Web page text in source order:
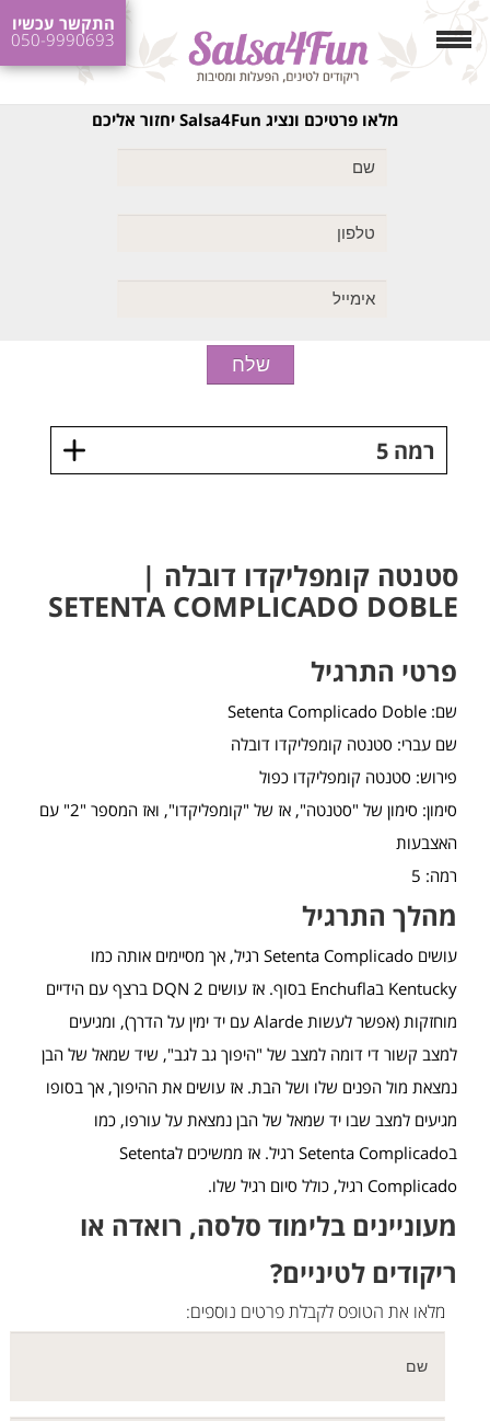
התקשר עכשיו
050-9990693
מלאו פרטיכם ונציג Salsa4Fun יחזור אליכם
רמה 5
סטנטה קומפליקדו דובלה |
SETENTA COMPLICADO DOBLE
פרטי התרגיל
שם: Setenta Complicado Doble
שם עברי: סטנטה קומפליקדו דובלה
פירוש: סטנטה קומפליקדו כפול
סימון: סימון של "סטנטה", אז של "קומפליקדו", ואז המספר "2" עם
האצבעות
רמה: 5
מהלך התרגיל
עושים Setenta Complicado רגיל, אך מסיימים אותה כמו
Kentucky בEnchufla בסוף. אז עושים 2 DQN ברצף עם הידיים
מוחזקות (אפשר לעשות Alarde עם יד ימין על הדרך), ומגיעים
למצב קשור די דומה למצב של "היפוך גב לגב", שיד שמאל של הבן
נמצאת מול הפנים שלו ושל הבת. אז עושים את ההיפוך, אך בסופו
מגיעים למצב שבו יד שמאל של הבן נמצאת על עורפו, כמו
בSetenta Complicado רגיל. אז ממשיכים לSetenta
Complicado רגיל, כולל סיום רגיל שלו.
מעוניינים בלימוד סלסה, רואדה או
ריקודים לטיניים?
מלאו את הטופס לקבלת פרטים נוספים: